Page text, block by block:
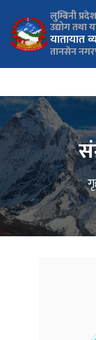
लुम्बिनी
उद्योग तथा
यातायात
तानसेन